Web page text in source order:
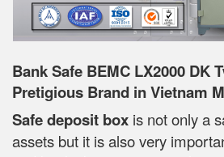
Bank Safe BEMC LX2000 DK
Pretigious Brand in Vietnam
Safe deposit box is not only a
assets but it is also very